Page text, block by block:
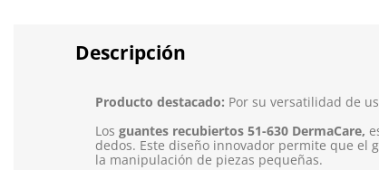
Descripción
Producto destacado: Por su versatilidad de
Los guantes recubiertos 51-630 DermaCare,
dedos. Este diseño innovador permite que el
la manipulación de piezas pequeñas.